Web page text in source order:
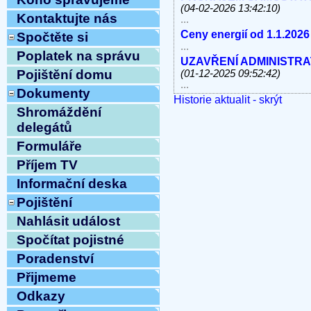
Kontaktujte nás
Spočtěte si
Poplatek na správu
Pojištění domu
Dokumenty
Shromáždění
delegátů
Formuláře
Příjem TV
Informační deska
Pojištění
Nahlásit událost
Spočítat pojistné
Poradenství
Přijmeme
Odkazy
(04-02-2026 13:42:10)
...
Ceny energií od 1.1.2026
...
UZAVŘENÍ
(01-12-2025 09:52:42)
...
V úterý 11.11.2025 od
Historie aktualit - skrýt